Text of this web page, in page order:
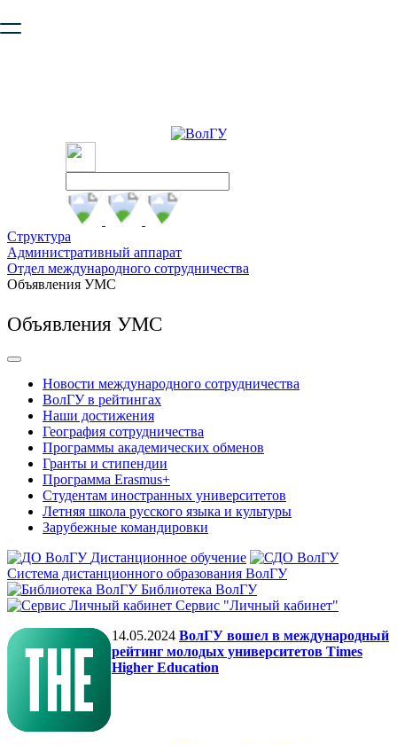
безопасную работу с сайтом. Пожалуйста
Структура
Административный аппарат
Отдел международного сотрудничества
Объявления УМС
Объявления УМС
Новости международного сотрудничества
ВолГУ в рейтингах
Наши достижения
География сотрудничества
Программы академических обменов
Гранты и стипендии
Программа Erasmus+
Студентам иностранных университетов
Летняя школа русского языка и культуры
Зарубежные командировки
Дистанционное обучение
Система дистанционного образования ВолГУ
Библиотека ВолГУ
Сервис "Личный кабинет"
14.05.2024 ВолГУ вошел в международный
рейтинг молодых университетов Times
Higher Education